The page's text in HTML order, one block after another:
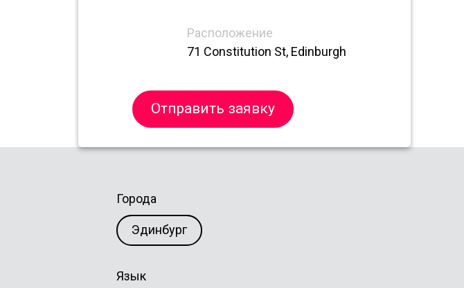
Расположение
71 Constitution St, Edinburgh
Отправить заявку
Города
Эдинбург
Язык